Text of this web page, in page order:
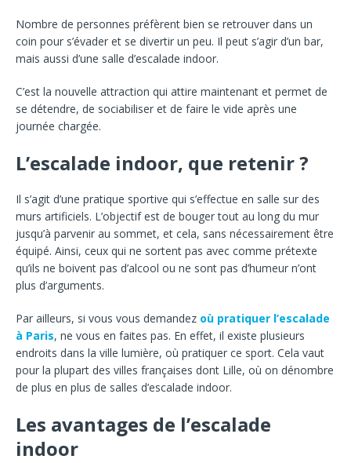
Nombre de personnes préfèrent bien se retrouver dans un
coin pour s’évader et se divertir un peu. Il peut s’agir d’un bar,
mais aussi d’une salle d’escalade indoor.
C’est la nouvelle attraction qui attire maintenant et permet de
se détendre, de sociabiliser et de faire le vide après une
journée chargée.
L’escalade indoor, que retenir ?
Il s’agit d’une pratique sportive qui s’effectue en salle sur des
murs artificiels. L’objectif est de bouger tout au long du mur
jusqu’à parvenir au sommet, et cela, sans nécessairement être
équipé. Ainsi, ceux qui ne sortent pas avec comme prétexte
qu’ils ne boivent pas d’alcool ou ne sont pas d’humeur n’ont
plus d’arguments.
Par ailleurs, si vous vous demandez où pratiquer l’escalade
à Paris, ne vous en faites pas. En effet, il existe plusieurs
endroits dans la ville lumière, où pratiquer ce sport. Cela vaut
pour la plupart des villes françaises dont Lille, où on dénombre
de plus en plus de salles d’escalade indoor.
Les avantages de l’escalade
indoor